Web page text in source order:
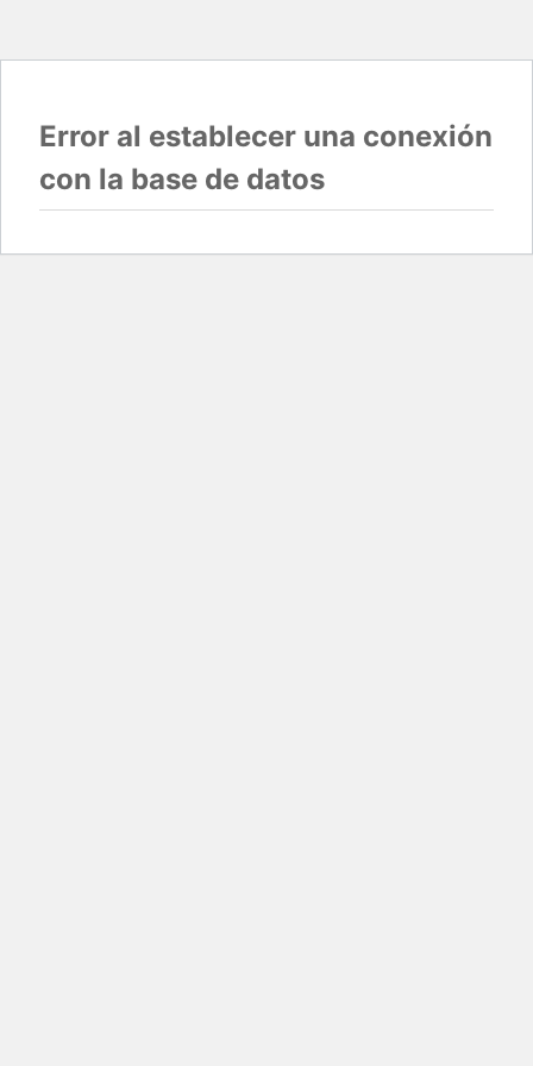
Error al establecer una conexión
con la base de datos